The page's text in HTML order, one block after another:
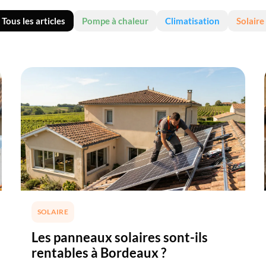
Tous les articles Pompe à chaleur Climatisation Solaire
SOLAIRE
Les panneaux solaires sont-ils
rentables à Bordeaux ?